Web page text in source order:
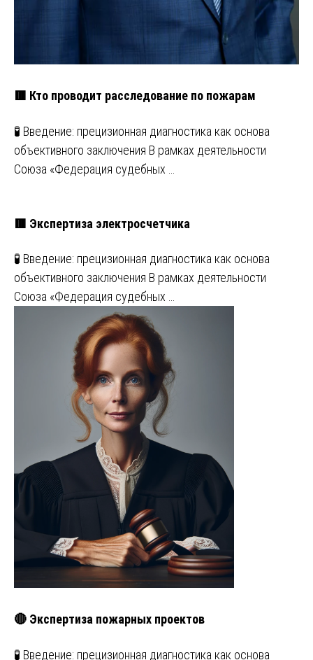
🟥 Кто проводит расследование по пожарам
🧪 Введение: прецизионная диагностика как основа
объективного заключения В рамках деятельности
Союза «Федерация судебных …
🟥 Экспертиза электросчетчика
🧪 Введение: прецизионная диагностика как основа
объективного заключения В рамках деятельности
Союза «Федерация судебных …
🔴 Экспертиза пожарных проектов
🧪 Введение: прецизионная диагностика как основа